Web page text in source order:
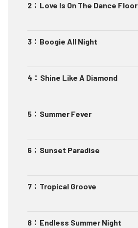
2 ： Love Is On The Dance Floor
3 ： Boogie All Night
4 ： Shine Like A Diamond
5 ： Summer Fever
6 ： Sunset Paradise
7 ： Tropical Groove
8 ： Endless Summer Night